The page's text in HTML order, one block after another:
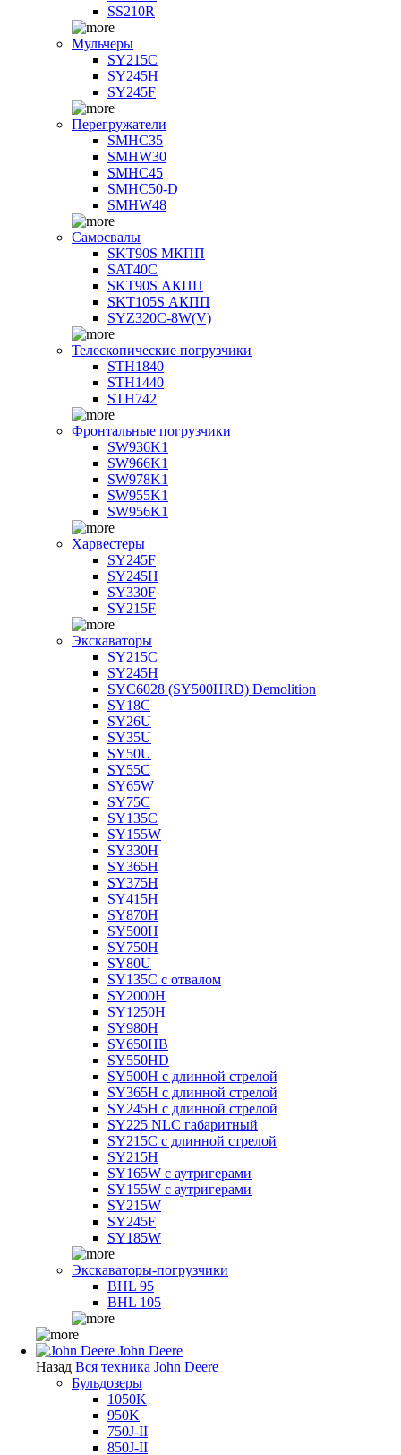
SS210R
Мульчеры
SY215C
SY245H
SY245F
Перегружатели
SMHC35
SMHW30
SMHC45
SMHC50-D
SMHW48
Самосвалы
SKT90S МКПП
SAT40C
SKT90S АКПП
SKT105S АКПП
SYZ320C-8W(V)
Телескопические погрузчики
STH1840
STH1440
STH742
Фронтальные погрузчики
SW936K1
SW966K1
SW978K1
SW955K1
SW956K1
Харвестеры
SY245F
SY245H
SY330F
SY215F
Экскаваторы
SY215C
SY245H
SYC6028 (SY500HRD) Demolition
SY18C
SY26U
SY35U
SY50U
SY55C
SY65W
SY75C
SY135C
SY155W
SY330H
SY365H
SY375H
SY415H
SY870H
SY500H
SY750H
SY80U
SY135C с отвалом
SY2000H
SY1250H
SY980H
SY650HB
SY550HD
SY500H с длинной стрелой
SY365H с длинной стрелой
SY245H с длинной стрелой
SY225 NLC габаритный
SY215C с длинной стрелой
SY215H
SY165W с аутригерами
SY155W с аутригерами
SY215W
SY245F
SY185W
Экскаваторы-погрузчики
BHL 95
BHL 105
John Deere
Назад Вся техника John Deere
Бульдозеры
1050K
950K
750J-II
850J-II